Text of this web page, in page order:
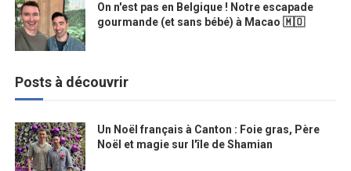
On n'est pas en Belgique ! Notre escapade
gourmande (et sans bébé) à Macao 🇲🇴
Posts à découvrir
Un Noël français à Canton : Foie gras, Père
Noël et magie sur l'île de Shamian